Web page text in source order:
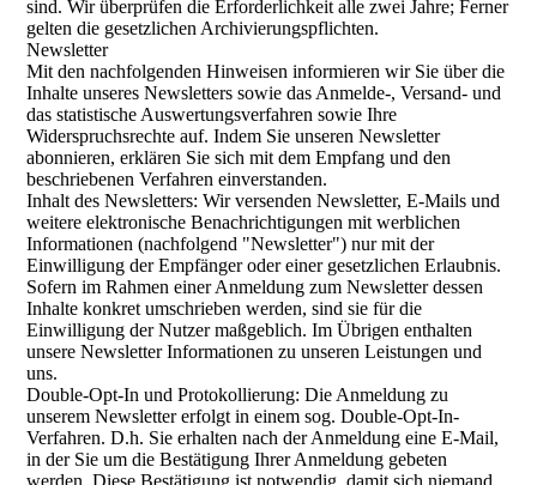
sind. Wir überprüfen die Erforderlichkeit alle zwei Jahre; Ferner
gelten die gesetzlichen Archivierungspflichten.
Newsletter
Mit den nachfolgenden Hinweisen informieren wir Sie über die
Inhalte unseres Newsletters sowie das Anmelde-, Versand- und
das statistische Auswertungsverfahren sowie Ihre
Widerspruchsrechte auf. Indem Sie unseren Newsletter
abonnieren, erklären Sie sich mit dem Empfang und den
beschriebenen Verfahren einverstanden.
Inhalt des Newsletters: Wir versenden Newsletter, E-Mails und
weitere elektronische Benachrichtigungen mit werblichen
Informationen (nachfolgend "Newsletter") nur mit der
Einwilligung der Empfänger oder einer gesetzlichen Erlaubnis.
Sofern im Rahmen einer Anmeldung zum Newsletter dessen
Inhalte konkret umschrieben werden, sind sie für die
Einwilligung der Nutzer maßgeblich. Im Übrigen enthalten
unsere Newsletter Informationen zu unseren Leistungen und
uns.
Double-Opt-In und Protokollierung: Die Anmeldung zu
unserem Newsletter erfolgt in einem sog. Double-Opt-In-
Verfahren. D.h. Sie erhalten nach der Anmeldung eine E-Mail,
in der Sie um die Bestätigung Ihrer Anmeldung gebeten
werden. Diese Bestätigung ist notwendig, damit sich niemand